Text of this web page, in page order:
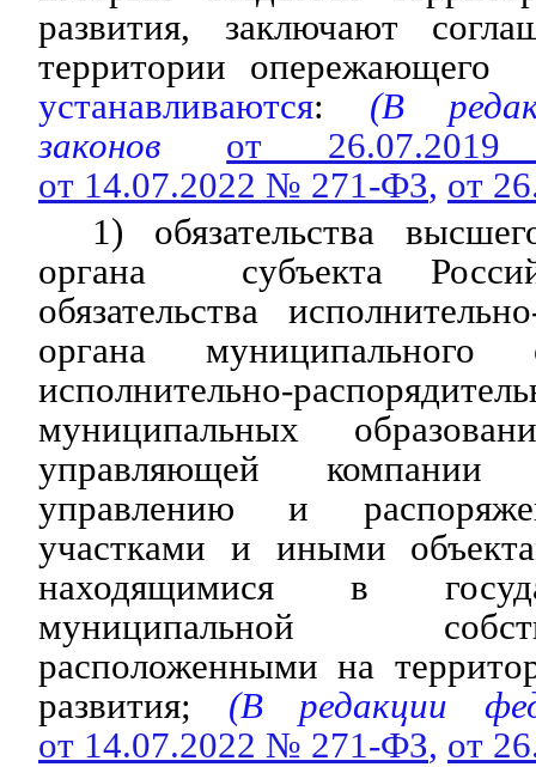
развития, заключают
территории опережающего
устанавливаются: (В
законов от
от 14.07.2022 № 271-ФЗ, от
1) обязательства
органа субъекта
обязательства
органа муниципального
исполнительно-
муниципальных
управляющей
управлению и
участками и иными
находящимися в
муниципальной
расположенными на
развития; (В редакции
от 14.07.2022 № 271-ФЗ, от